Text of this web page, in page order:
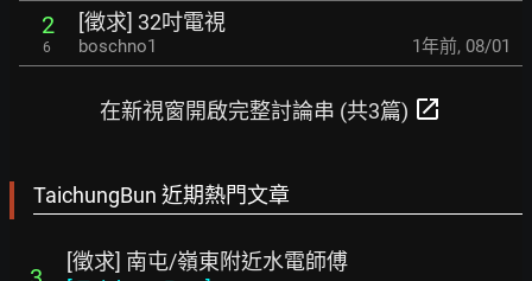
2
6
[徵求] 32吋電視
boschno1 1年前, 08/01
在新視窗開啟完整討論串 (共3篇) open_in_new
TaichungBun 近期熱門文章
[徵求] 南屯/嶺東附近水電師傅